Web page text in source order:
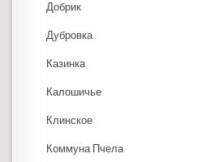
Добрик
Дубровка
Казинка
Калошичье
Клинское
Коммуна Пчела